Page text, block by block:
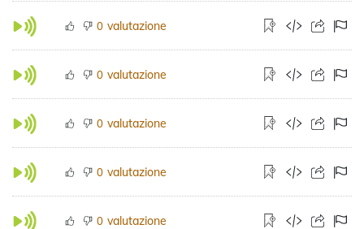
0 valutazione
0 valutazione
0 valutazione
0 valutazione
0 valutazione